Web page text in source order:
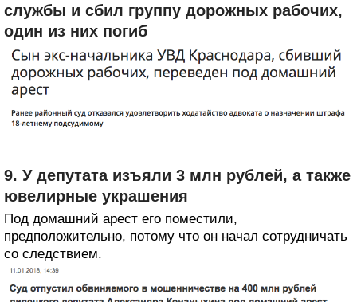
службы и сбил группу дорожных рабочих,
один из них погиб
9. У депутата изъяли 3 млн рублей, а также
ювелирные украшения
Под домашний арест его поместили,
предположительно, потому что он начал сотрудничать
со следствием.